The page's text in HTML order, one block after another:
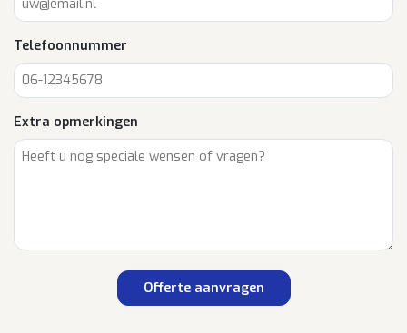
Telefoonnummer
Extra opmerkingen
Offerte aanvragen